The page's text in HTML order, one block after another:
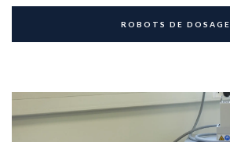
ROBOTS DE DOSAGE